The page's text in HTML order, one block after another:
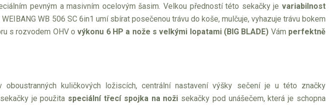
pevným a masivním ocelovým šasim. Velkou předností této sekačky jevariabilnost
WB 506 SC 6in1 umí sbírat posečenou trávu do koše, mulčuje, vyhazuje trávu bokem
s rozvodem OHV o výkonu 6 HP a nože s velkými lopatami (BIG BLADE) Vám perfektně
oboustranných kuličkových ložiscích, centrální nastavení výšky sečení je u této značky
je použita speciální třecí spojka na noži sekačky pod unášečem, která je schopna